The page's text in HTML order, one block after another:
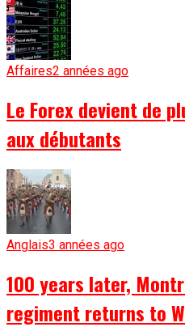
Affaires2 années ago
Le Forex devient de
aux débutants
Anglais3 années ago
100 years later,
regiment returns to